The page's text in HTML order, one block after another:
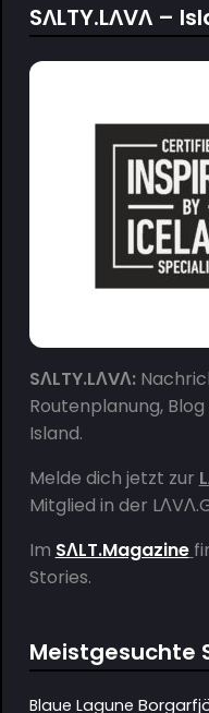
SΛLTY.LΛVΛ –
SΛLTY.LΛVΛ:
Routenplanung,
Island.
Melde dich jetzt zur
Mitglied in der
Im SΛLT.Magazine
Stories.
Meistgesuchte
Blaue Lagune